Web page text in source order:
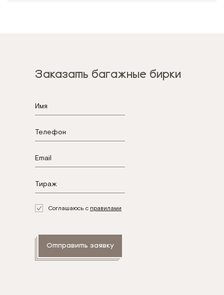
Заказать багажные бирки
Соглашаюсь с правилами
Отправить заявку